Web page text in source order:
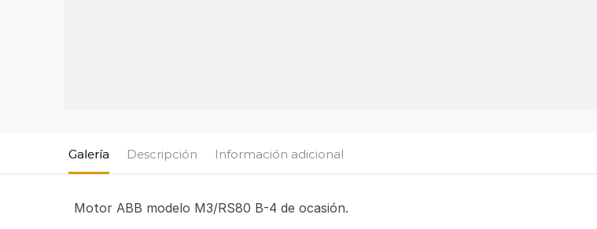
Galería Descripción Información adicional
Motor ABB modelo M3/RS80 B-4 de ocasión.